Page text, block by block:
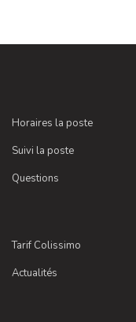
Horaires la poste
Suivi la poste
Questions
Tarif Colissimo
Actualités